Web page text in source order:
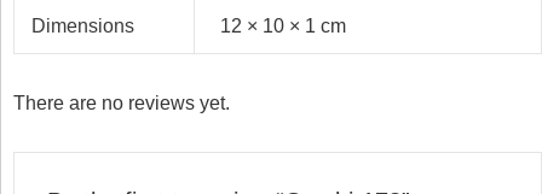
Dimensions 12 × 10 × 1 cm
There are no reviews yet.